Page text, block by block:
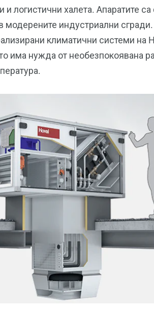
логистични халета. Апаратите
модерените индустриални
климатични системи на
има нужда от необезпокоявана